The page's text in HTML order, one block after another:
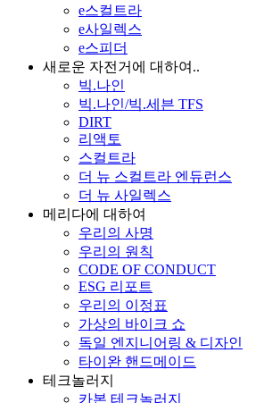
e스컬트라
e사일렉스
e스피더
새로운 자전거에 대하여..
빅.나인
빅.나인/빅.세븐 TFS
DIRT
리액토
스컬트라
더 뉴 스컬트라 엔듀런스
더 뉴 사일렉스
메리다에 대하여
우리의 사명
우리의 원칙
CODE OF CONDUCT
ESG 리포트
우리의 이정표
가상의 바이크 쇼
독일 엔지니어링 & 디자인
타이완 핸드메이드
테크놀러지
카본 테크놀러지